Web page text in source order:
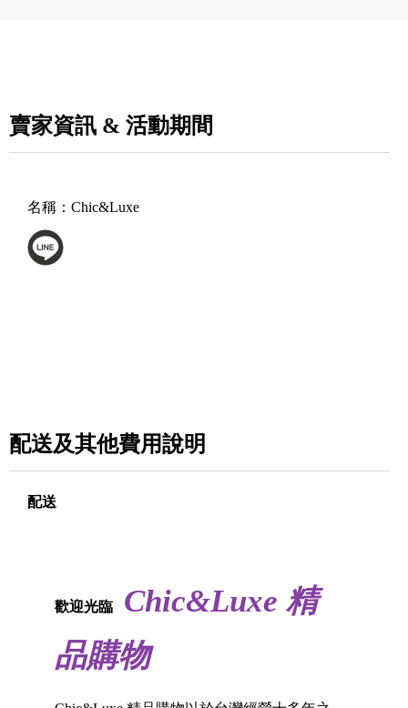
賣家資訊 & 活動期間
名稱： Chic&Luxe
配送及其他費用說明
配送
歡迎光臨
Chic&Luxe 精
品購物